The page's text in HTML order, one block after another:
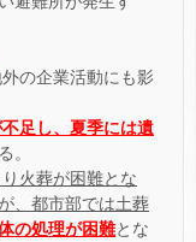
外の企業活動にも影
足し、夏季には遺
。
火葬が困難とな
、都市部では土葬
の処理が困難とな